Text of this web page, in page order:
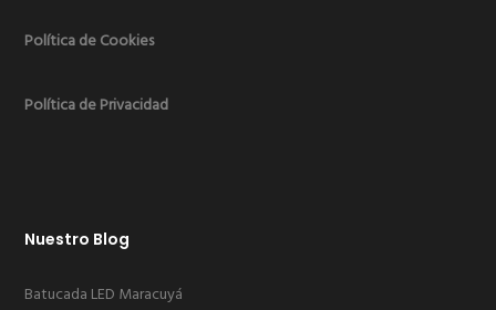
Política de Cookies
Política de Privacidad
Nuestro Blog
Batucada LED Maracuyá